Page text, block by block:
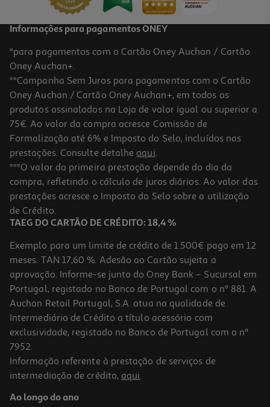
Bicicleta Eletrica Urbanglide Bike 140 Orange
333.99 €/un
333,99 €
Bicicleta Urbanglide Blue Thunder 160 Sem Pedais
599.99 €/un
Informações para pagamentos ONEY
*para pagamentos com o Cartão Oney Auchan / Cartão
Oney Auchan+.
**Campanha Sem Juros para pagamentos com o Cartão
Oney Auchan / Cartão Oney Auchan+, em todos os
produtos assinalados na Loja de valor igual ou superior a
75€. Ao valor da compra acresce Comissão de
Formalização até 6% e Imposto do Selo, incluídos nas
prestações. Consulte detalhe aqui.
***O valor da primeira prestação depende do dia da
compra, refletindo o cálculo de juros diários. Ao valor das
prestações acresce o Imposto do Selo sobre a utilização
de Crédito.
TAEG DO CARTÃO DE CRÉDITO: 18,4 %
Exemplo para um limite de crédito de 1.500€ pago em 12
meses. TAN 17,60 %. Adesão ao Cartão sujeita a
aprovação. Informe-se junto do Oney Bank – Sucursal em
Portugal, registado no Banco de Portugal com o nº 881. A
Auchan Retail Portugal, S.A. atua na qualidade de
Intermediário de Crédito a título acessório com
exclusividade, registado no Banco de Portugal com o nº
7952.
Informação referente à prestação de serviços de
intermediação de crédito, aqui.
Ao longo do ano